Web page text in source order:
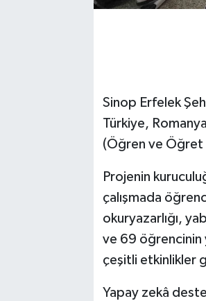
Sinop Erfelek
Türkiye,
(Öğren ve Öğret
Projenin
çalışmada
okuryazarlığı,
ve 69 öğrencinin
çeşitli etkinlikler
Yapay zekâ